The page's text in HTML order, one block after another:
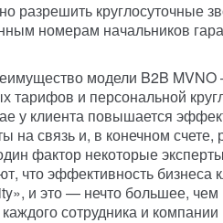
разрешить круглосуточные
номерам начальников
модели B2B
тарифов и персональной
у клиента повышается
на связь и, в конечном счете,
фактор некоторые
что эффективность бизнеса
и это — нечто большее, чем
сотрудника и